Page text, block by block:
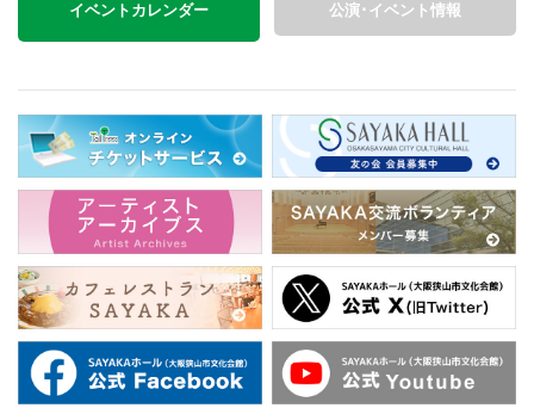
イベントカレンダー 公演･イベント情報